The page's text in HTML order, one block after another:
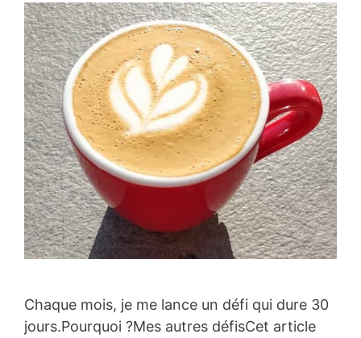
Chaque mois, je me lance un défi qui dure 30
jours.Pourquoi ?Mes autres défisCet article